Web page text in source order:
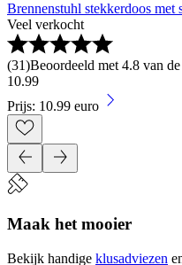
Brennenstuhl stekkerdoos
Veel verkocht
(31)Beoordeeld met 4.8 van
10.99
Prijs: 10.99 euro
Maak het mooier
Bekijk handige klusadviezen